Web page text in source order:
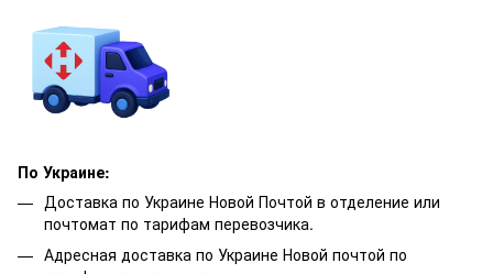
По Украине:
Доставка по Украине Новой Почтой в отделение или
почтомат по тарифам перевозчика.
Адресная доставка по Украине Новой почтой по